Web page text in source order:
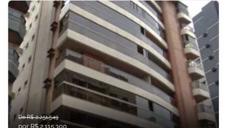
De R$ 2.251.549
por R$ 2.115.300